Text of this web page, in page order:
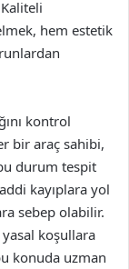
hem estetik
kontrol
bir araç sahibi,
durum tespit
kayıplara yol
sebep olabilir.
koşullara
konuda uzman